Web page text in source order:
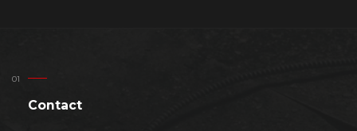
Contact